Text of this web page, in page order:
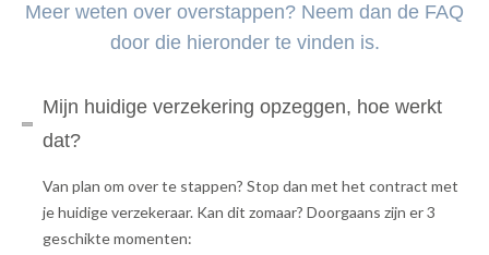
Meer weten over overstappen? Neem dan de FAQ
door die hieronder te vinden is.
Mijn huidige verzekering opzeggen, hoe werkt
dat?
Van plan om over te stappen? Stop dan met het contract met
je huidige verzekeraar. Kan dit zomaar? Doorgaans zijn er 3
geschikte momenten: